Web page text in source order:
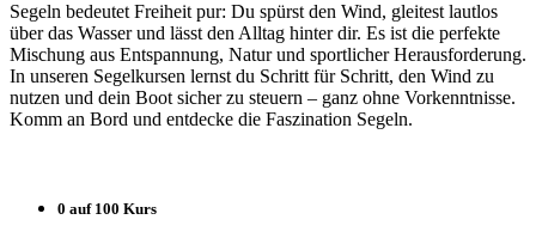
Segeln bedeutet Freiheit pur: Du spürst den Wind, gleitest lautlos
über das Wasser und lässt den Alltag hinter dir. Es ist die perfekte
Mischung aus Entspannung, Natur und sportlicher Herausforderung.
In unseren Segelkursen lernst du Schritt für Schritt, den Wind zu
nutzen und dein Boot sicher zu steuern – ganz ohne Vorkenntnisse.
Komm an Bord und entdecke die Faszination Segeln.
0 auf 100 Kurs